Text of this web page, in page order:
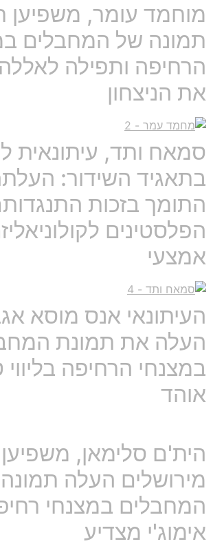
מוחמד עומר, משפיען
תמונה של המחבלים
הרחיפה ותפילה
את הניצחון
סמאח ותד, עיתונאית
בתאגיד השידור:
התומך בזכות
הפלסטינים
אמצעי
העיתונאי אנס מוסא
העלה את תמונת
במצנחי הרחיפה
אוהד
הית'ם סלימאן, משפיען
מירושלים העלה
המחבלים במצנחי
אימוג'י מצדיע